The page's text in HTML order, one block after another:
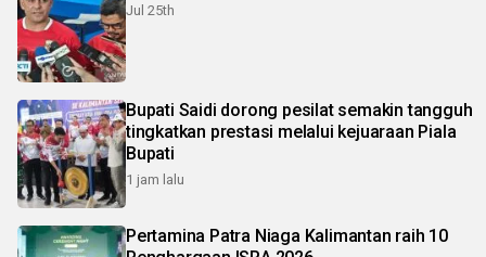
Jul 25th
Bupati Saidi dorong pesilat semakin tangguh
tingkatkan prestasi melalui kejuaraan Piala
Bupati
1 jam lalu
Pertamina Patra Niaga Kalimantan raih 10